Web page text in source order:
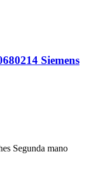
Siemens